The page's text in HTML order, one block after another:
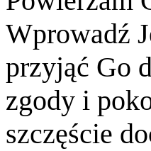
Wprowadź
przyjąć Go
zgody i
szczęście